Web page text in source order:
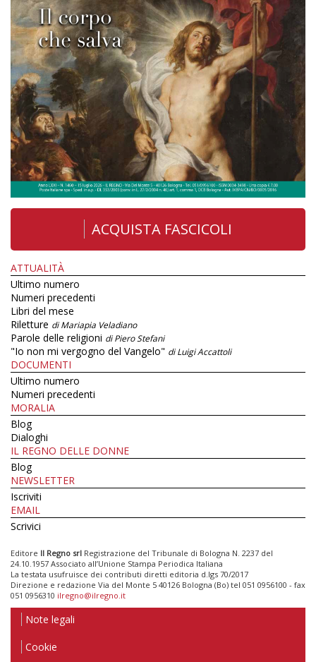
ACQUISTA FASCICOLI
ATTUALITÀ
Ultimo numero
Numeri precedenti
Libri del mese
Riletture di Mariapia Veladiano
Parole delle religioni di Piero Stefani
"Io non mi vergogno del Vangelo" di Luigi Accattoli
DOCUMENTI
Ultimo numero
Numeri precedenti
MORALIA
Blog
Dialoghi
IL REGNO DELLE DONNE
Blog
NEWSLETTER
Iscriviti
EMAIL
Scrivici
Editore Il Regno srl Registrazione del Tribunale di Bologna N. 2237 del
24.10.1957 Associato all’Unione Stampa Periodica Italiana
La testata usufruisce dei contributi diretti editoria d.lgs 70/2017
Direzione e redazione Via del Monte 5 40126 Bologna (Bo) tel 051 0956100 - fax
051 0956310 ilregno@ilregno.it
Note legali
Cookie